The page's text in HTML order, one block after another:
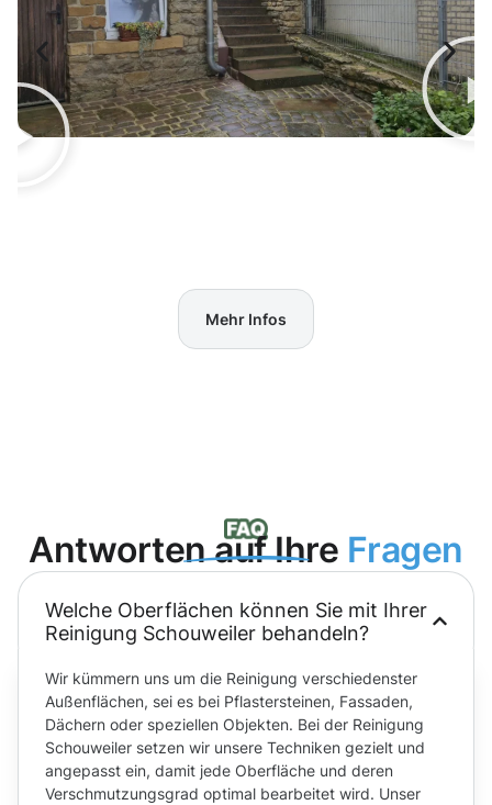
Mehr Infos
Antworten auf Ihre Fragen
Welche Oberflächen können Sie mit Ihrer
Reinigung Schouweiler behandeln?
Wir kümmern uns um die Reinigung verschiedenster
Außenflächen, sei es bei Pflastersteinen, Fassaden,
Dächern oder speziellen Objekten. Bei der Reinigung
Schouweiler setzen wir unsere Techniken gezielt und
angepasst ein, damit jede Oberfläche und deren
Verschmutzungsgrad optimal bearbeitet wird. Unser